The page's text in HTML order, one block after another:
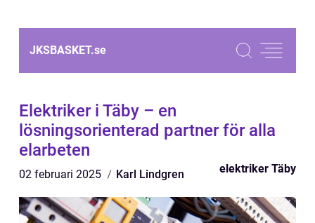
JKSBASKET.se
Elektriker i Täby – en
lösningsorienterad partner för alla
elarbeten
02 februari 2025 Karl Lindgren elektriker Täby